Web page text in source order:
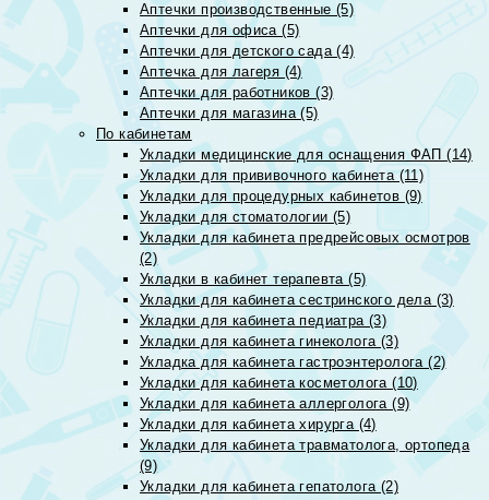
Аптечки производственные (5)
Аптечки для офиса (5)
Аптечки для детского сада (4)
Аптечка для лагеря (4)
Аптечки для работников (3)
Аптечки для магазина (5)
По кабинетам
Укладки медицинские для оснащения ФАП (14)
Укладки для прививочного кабинета (11)
Укладки для процедурных кабинетов (9)
Укладки для стоматологии (5)
Укладки для кабинета предрейсовых осмотров
(2)
Укладки в кабинет терапевта (5)
Укладки для кабинета сестринского дела (3)
Укладки для кабинета педиатра (3)
Укладки для кабинета гинеколога (3)
Укладка для кабинета гастроэнтеролога (2)
Укладки для кабинета косметолога (10)
Укладки для кабинета аллерголога (9)
Укладки для кабинета хирурга (4)
Укладки для кабинета травматолога, ортопеда
(9)
Укладки для кабинета гепатолога (2)